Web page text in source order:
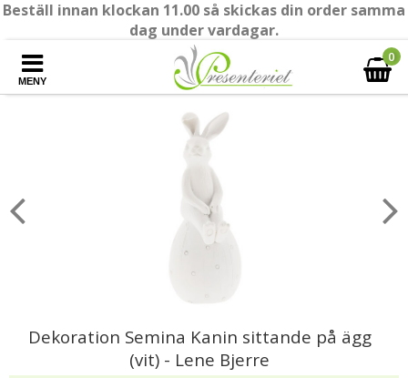
Beställ innan klockan 11.00 så skickas din order samma
dag under vardagar.
MENY
0
Dekoration Semina Kanin sittande på ägg
(vit) - Lene Bjerre